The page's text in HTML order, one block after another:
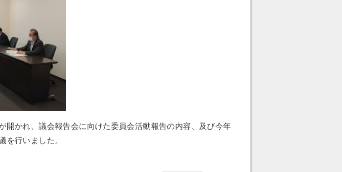
開かれ、議会報告会に向けた委員会活動報告の内容、及び今年
を行いました。